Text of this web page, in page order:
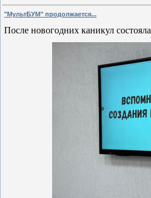
"МультБУМ" продолжается...
После новогодних каникул